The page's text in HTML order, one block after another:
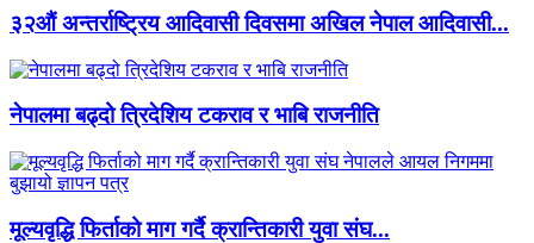
३२औं अन्तर्राष्ट्रिय आदिवासी दिवसमा अखिल नेपाल आदिवासी...
नेपालमा बढ्दो त्रिदेशिय टकराव र भाबि राजनीति
मूल्यवृद्धि फिर्ताको माग गर्दै क्रान्तिकारी युवा संघ...